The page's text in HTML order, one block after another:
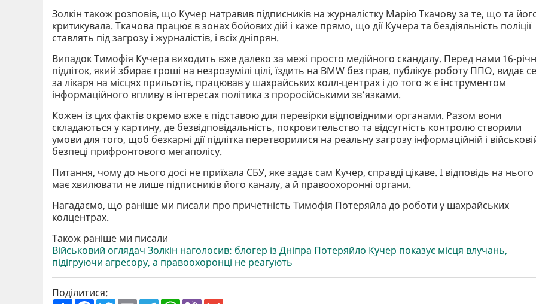
Золкін також розповів, що Кучер натравив підписників на журналістку Марію Ткачову за те, що та
критикувала. Ткачова працює в зонах бойових дій і каже прямо, що дії Кучера та бездіяльність поліції
ставлять під загрозу і журналістів, і всіх дніпрян.
Випадок Тимофія Кучера виходить вже далеко за межі просто медійного скандалу. Перед нами 16-
підліток, який збирає гроші на незрозумілі цілі, їздить на BMW без прав, публікує роботу ППО, видає
за лікаря на місцях прильотів, працював у шахрайських колл-центрах і до того ж є інструментом
інформаційного впливу в інтересах політика з проросійськими звʼязками.
Кожен із цих фактів окремо вже є підставою для перевірки відповідними органами. Разом вони
складаються у картину, де безвідповідальність, покровительство та відсутність контролю створили
умови для того, щоб безкарні дії підлітка перетворилися на реальну загрозу інформаційній і
безпеці прифронтового мегаполісу.
Питання, чому до нього досі не приїхала СБУ, яке задає сам Кучер, справді цікаве. І відповідь на нього
має хвилювати не лише підписників його каналу, а й правоохоронні органи.
Нагадаємо, що раніше ми писали про причетність Тимофія Потеряйла до роботи у шахрайських
колцентрах.
Також раніше ми писали
Військовий оглядач Золкін наголосив: блогер із Дніпра Потеряйло Кучер показує місця влучань,
підігруючи агресору, а правоохоронці не реагують
Поділитися: